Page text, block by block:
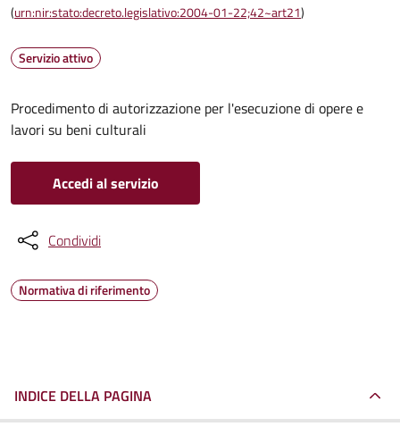
(urn:nir:stato:decreto.legislativo:2004-01-22;42~art21)
Servizio attivo
Procedimento di autorizzazione per l'esecuzione di opere e
lavori su beni culturali
Accedi al servizio
Condividi
Normativa di riferimento
INDICE DELLA PAGINA